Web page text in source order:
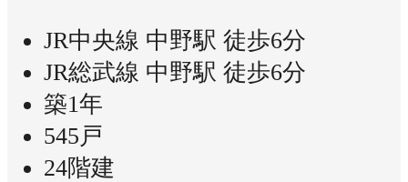
JR中央線 中野駅 徒歩6分
JR総武線 中野駅 徒歩6分
築1年
545戸
24階建